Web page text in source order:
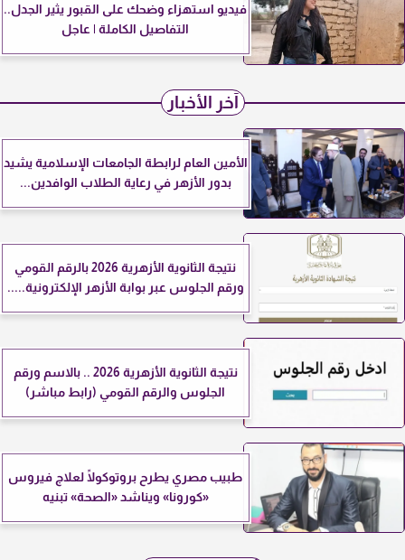
فيديو استهزاء وضحك على القبور يثير الجدل..
التفاصيل الكاملة | عاجل
آخر الأخبار
الأمين العام لرابطة الجامعات الإسلامية يشيد
بدور الأزهر في رعاية الطلاب الوافدين...
نتيجة الثانوية الأزهرية 2026 بالرقم القومي
ورقم الجلوس عبر بوابة الأزهر الإلكترونية.....
نتيجة الثانوية الأزهرية 2026 .. بالاسم ورقم
الجلوس والرقم القومي (رابط مباشر)
طبيب مصري يطرح بروتوكولًا لعلاج فيروس
«كورونا» ويناشد «الصحة» تبنيه